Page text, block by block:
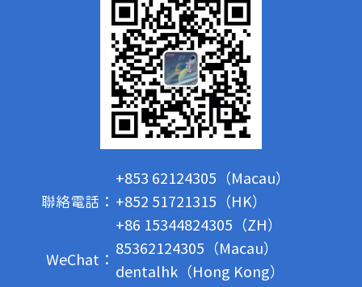
聯絡電話：
+853 62124305（Macau）
+852 51721315（HK）
+86 15344824305（ZH）
WeChat：
85362124305（Macau）
dentalhk（Hong Kong）